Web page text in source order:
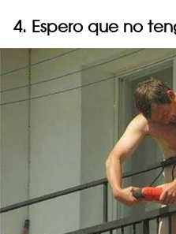
4. Espero que no